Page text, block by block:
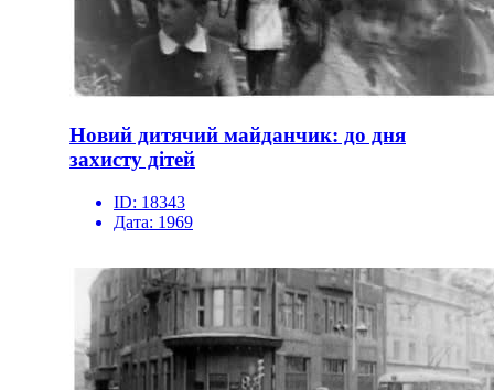
Новий дитячий майданчик: до дня
захисту дітей
ID: 18343
Дата: 1969